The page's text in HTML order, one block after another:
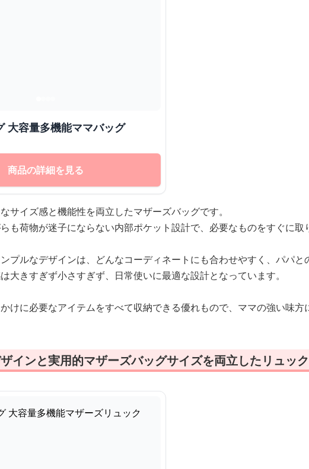
大容量多機能ママバッグ
商品の詳細を見る
サイズ感と機能性を両立したマザーズバッグです。
も荷物が迷子にならない内部ポケット設計で、必要なものをすぐに取
プルなデザインは、どんなコーディネートにも合わせやすく、パパと
大きすぎず小さすぎず、日常使いに最適な設計となっています。
けに必要なアイテムをすべて収納できる優れもので、ママの強い味方
インと実用的マザーズバッグサイズを両立したリュック